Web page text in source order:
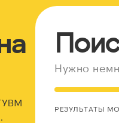
Нужно
РЕЗУЛЬТАТЫ